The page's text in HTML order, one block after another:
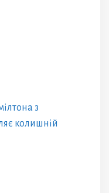
з
колишній